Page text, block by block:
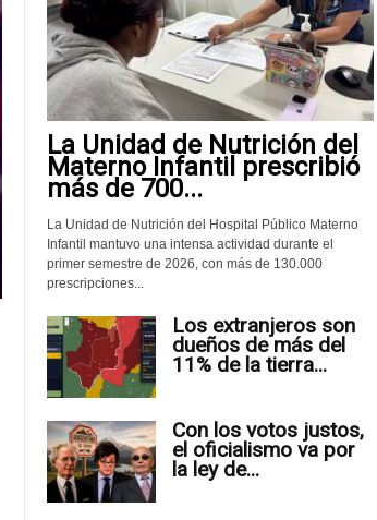
La Unidad de Nutrición del
Materno Infantil prescribió
más de 700...
La Unidad de Nutrición del Hospital Público Materno
Infantil mantuvo una intensa actividad durante el
primer semestre de 2026, con más de 130.000
prescripciones...
Los extranjeros son
dueños de más del
11% de la tierra...
Con los votos justos,
el oficialismo va por
la ley de...